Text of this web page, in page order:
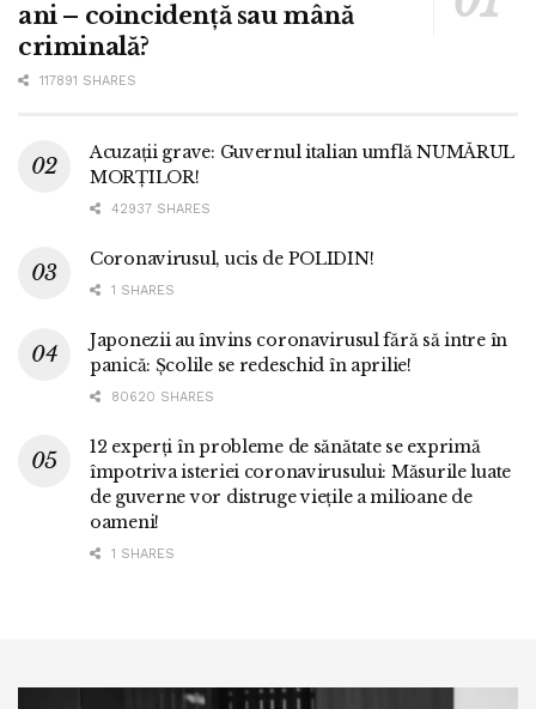
ani – coincidență sau mână
criminală?
117891 SHARES
Acuzații grave: Guvernul italian umflă NUMĂRUL
MORȚILOR!
42937 SHARES
Coronavirusul, ucis de POLIDIN!
1 SHARES
Japonezii au învins coronavirusul fără să intre în
panică: Școlile se redeschid în aprilie!
80620 SHARES
12 experți în probleme de sănătate se exprimă
împotriva isteriei coronavirusului: Măsurile luate
de guverne vor distruge viețile a milioane de
oameni!
1 SHARES